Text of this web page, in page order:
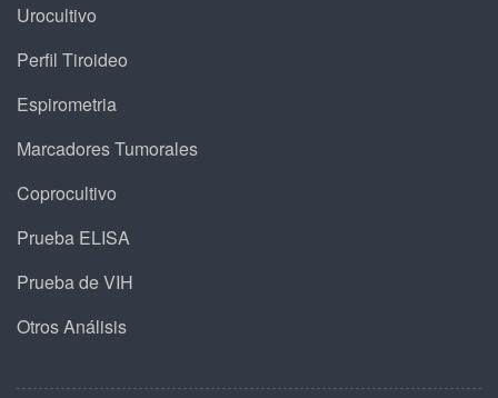
Urocultivo
Perfil Tiroideo
Espirometria
Marcadores Tumorales
Coprocultivo
Prueba ELISA
Prueba de VIH
Otros Análisis